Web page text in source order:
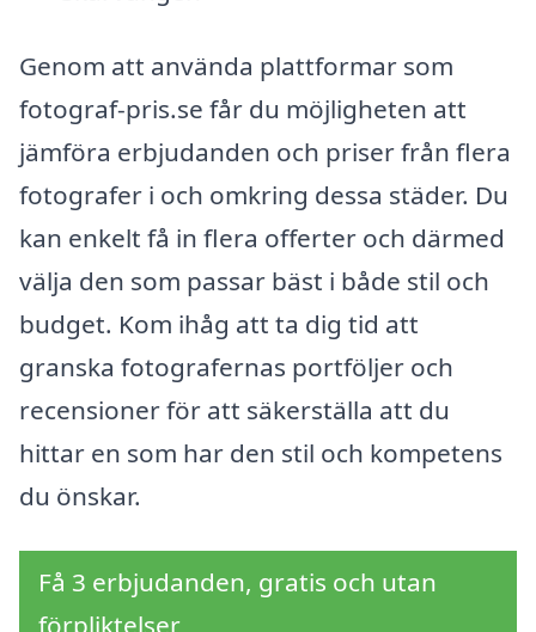
Genom att använda plattformar som
fotograf-pris.se får du möjligheten att
jämföra erbjudanden och priser från flera
fotografer i och omkring dessa städer. Du
kan enkelt få in flera offerter och därmed
välja den som passar bäst i både stil och
budget. Kom ihåg att ta dig tid att
granska fotografernas portföljer och
recensioner för att säkerställa att du
hittar en som har den stil och kompetens
du önskar.
Få 3 erbjudanden, gratis och utan
förpliktelser